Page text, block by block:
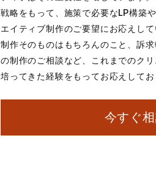
戦略をもって、施策で必要なLP構築
エイティブ制作のご要望にお応えして
制作そのものはもちろんのこと、訴
の制作のご相談など、これまでのク
培ってきた経験をもってお応えしてお
今すぐ